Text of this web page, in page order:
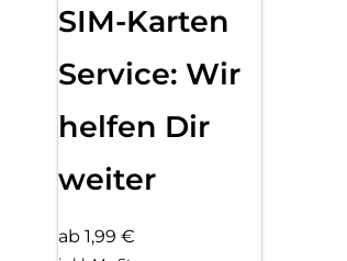
SIM-Karten
Service: Wir
helfen Dir
weiter
ab 1,99 €